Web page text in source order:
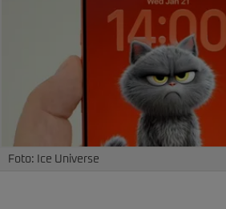
Foto: Ice Universe